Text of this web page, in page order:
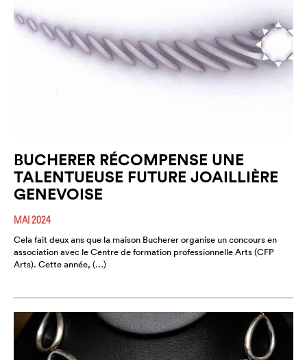
BUCHERER RÉCOMPENSE UNE
TALENTUEUSE FUTURE JOAILLIÈRE
GENEVOISE
MAI 2024
Cela fait deux ans que la maison Bucherer organise un concours en
association avec le Centre de formation professionnelle Arts (CFP
Arts). Cette année, (…)